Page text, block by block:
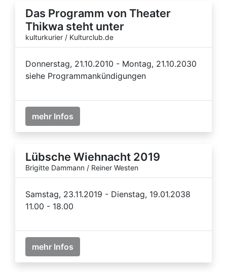
Das Programm von Theater
Thikwa steht unter
kulturkurier / Kulturclub.de
Donnerstag, 21.10.2010 - Montag, 21.10.2030
siehe Programmankündigungen
mehr Infos
Lübsche Wiehnacht 2019
Brigitte Dammann / Reiner Westen
Samstag, 23.11.2019 - Dienstag, 19.01.2038
11.00 - 18.00
mehr Infos